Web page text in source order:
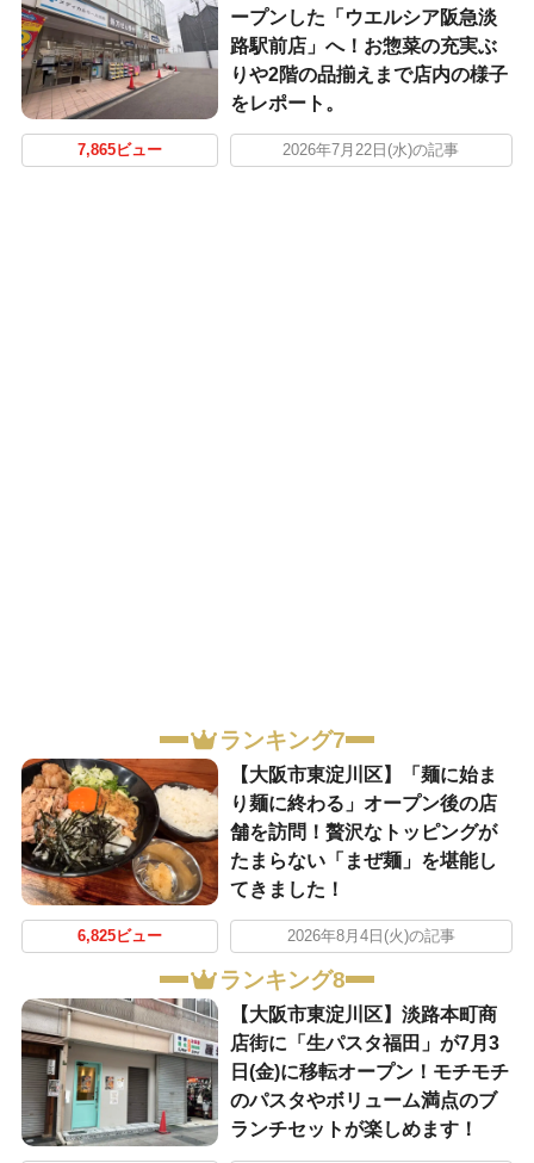
ープンした「ウエルシア阪急淡
路駅前店」へ！お惣菜の充実ぶ
りや2階の品揃えまで店内の様子
をレポート。
7,865ビュー 2026年7月22日(水)の記事
ランキング7
【大阪市東淀川区】「麺に始ま
り麺に終わる」オープン後の店
舗を訪問！贅沢なトッピングが
たまらない「まぜ麺」を堪能し
てきました！
6,825ビュー 2026年8月4日(火)の記事
ランキング8
【大阪市東淀川区】淡路本町商
店街に「生パスタ福田」が7月3
日(金)に移転オープン！モチモチ
のパスタやボリューム満点のブ
ランチセットが楽しめます！